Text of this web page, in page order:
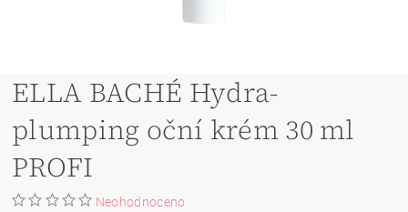
ELLA BACHÉ Hydra-
plumping oční krém 30 ml
PROFI
Neohodnoceno